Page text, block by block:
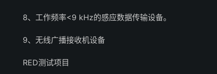
8、工作频率<9 kHz的感应数据传输设备。
9、无线广播接收机设备
RED测试项目